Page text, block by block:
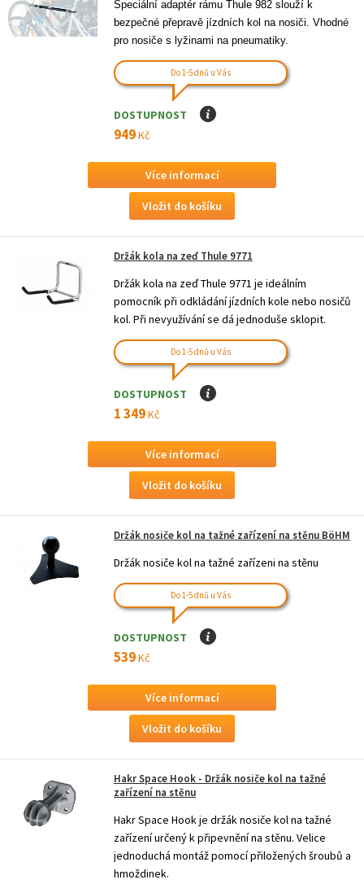
Speciální adaptér rámu Thule 982 slouží k
bezpečné přepravě jízdních kol na nosiči. Vhodné
pro nosiče s lyžinami na pneumatiky.
Do 1-5 dnů u Vás
DOSTUPNOST I
949Kč
Více informací
Držák kola na zeď Thule 9771
Držák kola na zeď Thule 9771 je ideálním
pomocník při odkládání jízdních kole nebo nosičů
kol. Při nevyužívání se dá jednoduše sklopit.
Do 1-5 dnů u Vás
DOSTUPNOST I
1 349Kč
Více informací
Držák nosiče kol na tažné zařízení na stěnu BöHM
Držák nosiče kol na tažné zařízeni na stěnu
Do 1-5 dnů u Vás
DOSTUPNOST I
539Kč
Více informací
Hakr Space Hook - Držák nosiče kol na tažné
zařízení na stěnu
Hakr Space Hook je držák nosiče kol na tažné
zařízení určený k připevnění na stěnu. Velice
jednoduchá montáž pomocí přiložených šroubů a
hmoždinek.